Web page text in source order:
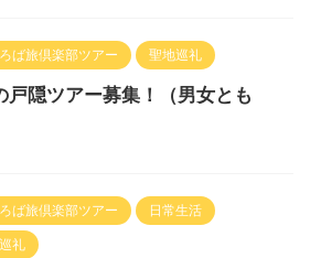
ば旅倶楽部ツアー 聖地巡礼
戸隠ツアー募集！（男女とも
ば旅倶楽部ツアー 日常生活
礼